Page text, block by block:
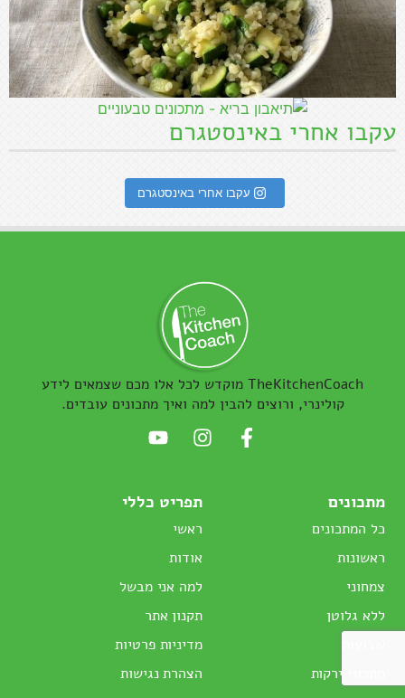
עקבו אחרי באינסטגרם
עקבו אחרי באינסטגרם
TheKitchenCoach מוקדש לכל אלו מכם שצמאים לידע
קולינרי, ורוצים להבין למה ואיך מתכונים עובדים.
מתכונים
כל המתכונים
ראשונות
צמחוני
ללא גלוטן
מתכוני ירקות
תפריט כללי
ראשי
אודות
למה אני מבשל
תקנון אתר
מדיניות פרטיות
הצהרת נגישות